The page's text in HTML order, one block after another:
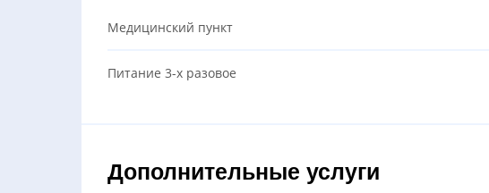
Медицинский пункт
Питание 3-х разовое
Дополнительные услуги